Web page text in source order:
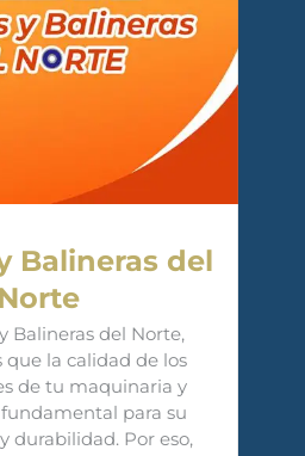
Balineras del
Norte
Balineras del Norte,
la calidad de los
de tu maquinaria y
para su
durabilidad. Por eso,